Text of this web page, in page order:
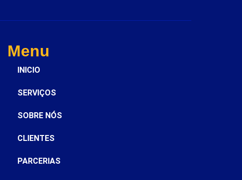
Menu
INICIO
SERVIÇOS
SOBRE NÓS
CLIENTES
PARCERIAS